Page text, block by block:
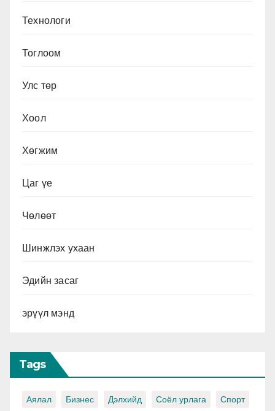
Технологи
Тоглоом
Улс төр
Хоол
Хөгжим
Цаг үе
Чөлөөт
Шинжлэх ухаан
Эдийн засаг
эрүүл мэнд
Tags
Аялал Бизнес Дэлхийд Соёл урлага Спорт